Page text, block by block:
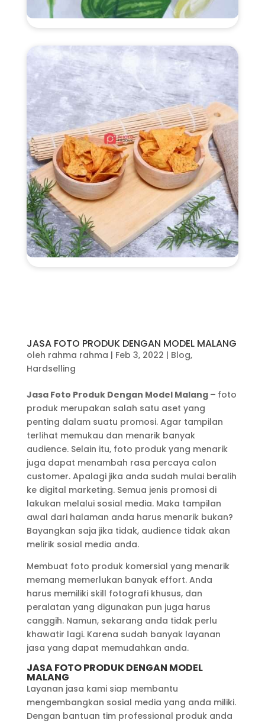
JASA FOTO PRODUK DENGAN MODEL MALANG
oleh rahma rahma | Feb 3, 2022 | Blog,
Hardselling
Jasa Foto Produk Dengan Model Malang – foto
produk merupakan salah satu aset yang
penting dalam suatu promosi. Agar tampilan
terlihat memukau dan menarik banyak
audience. Selain itu, foto produk yang menarik
juga dapat menambah rasa percaya calon
customer. Apalagi jika anda sudah mulai beralih
ke digital marketing. Semua jenis promosi di
lakukan melalui sosial media. Maka tampilan
awal dari halaman anda harus menarik bukan?
Bayangkan saja jika tidak, audience tidak akan
melirik sosial media anda.
Membuat foto produk komersial yang menarik
memang memerlukan banyak effort. Anda
harus memiliki skill fotografi khusus, dan
peralatan yang digunakan pun juga harus
canggih. Namun, sekarang anda tidak perlu
khawatir lagi. Karena sudah banyak layanan
jasa yang dapat memudahkan anda.
JASA FOTO PRODUK DENGAN MODEL
MALANG
Layanan jasa kami siap membantu
mengembangkan sosial media yang anda miliki.
Dengan bantuan tim professional produk anda